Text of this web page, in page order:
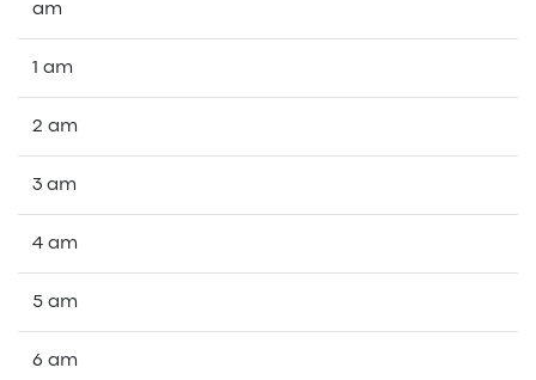
am
1 am
2 am
3 am
4 am
5 am
6 am